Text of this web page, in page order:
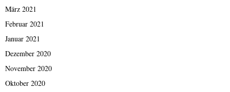
März 2021
Februar 2021
Januar 2021
Dezember 2020
November 2020
Oktober 2020